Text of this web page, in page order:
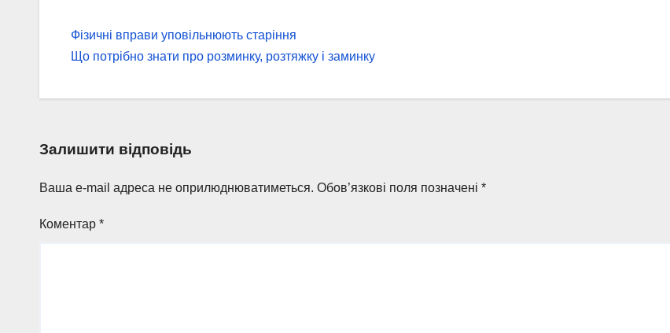
Навігація
записів
Фізичні вправи уповільнюють старіння
Що потрібно знати про розминку, розтяжку і заминку
Залишити відповідь
Ваша e-mail адреса не оприлюднюватиметься. Обов’язкові поля позначені *
Коментар *